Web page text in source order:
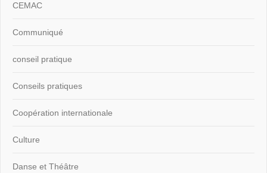
CEMAC
Communiqué
conseil pratique
Conseils pratiques
Coopération internationale
Culture
Danse et Théâtre